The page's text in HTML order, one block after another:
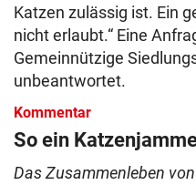
Katzen zulässig ist. Ein
nicht erlaubt.“ Eine
Gemeinnützige
unbeantwortet.
Kommentar
So ein
Das Zusammenleben